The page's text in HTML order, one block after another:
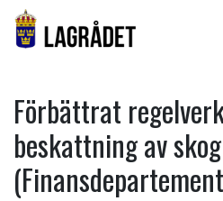
Förbättrat
beskattning av skog